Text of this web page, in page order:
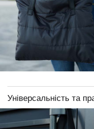
Універсальність та